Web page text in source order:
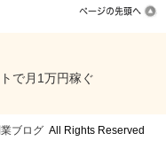
で月1万円稼ぐ
ブログ All Rights Reserved